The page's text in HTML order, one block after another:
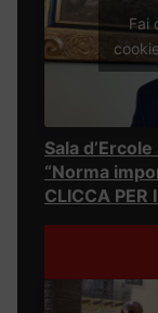
Fai
Sala
“Norma
CLICCA PER